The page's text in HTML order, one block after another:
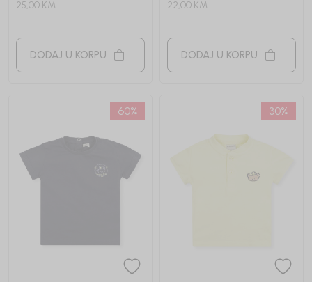
25,00KM
DODAJ U KORPU
22,00KM
DODAJ U KORPU
60% 30%